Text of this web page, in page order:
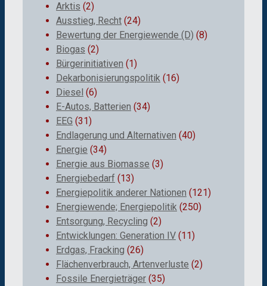
Arktis (2)
Ausstieg, Recht (24)
Bewertung der Energiewende (D) (8)
Biogas (2)
Bürgerinitiativen (1)
Dekarbonisierungspolitik (16)
Diesel (6)
E-Autos, Batterien (34)
EEG (31)
Endlagerung und Alternativen (40)
Energie (34)
Energie aus Biomasse (3)
Energiebedarf (13)
Energiepolitik anderer Nationen (121)
Energiewende; Energiepolitik (250)
Entsorgung, Recycling (2)
Entwicklungen: Generation IV (11)
Erdgas, Fracking (26)
Flächenverbrauch, Artenverluste (2)
Fossile Energieträger (35)